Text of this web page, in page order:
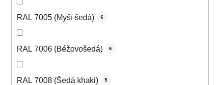
RAL 7005 (Myší šedá) 6
RAL 7006 (Béžovošedá) 6
RAL 7008 (Šedá khaki) 5